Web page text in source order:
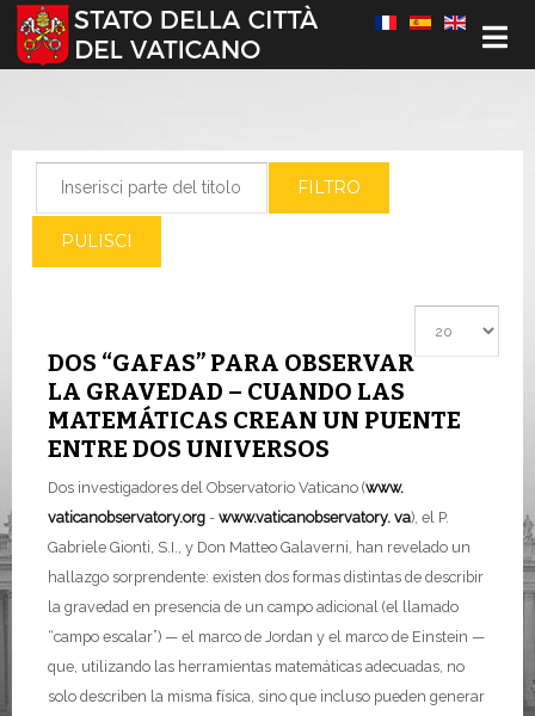
Seleziona la tua lingua
FILTRO
PULISCI
DOS “GAFAS” PARA OBSERVAR
LA GRAVEDAD – CUANDO LAS
MATEMÁTICAS CREAN UN PUENTE
ENTRE DOS UNIVERSOS
Dos investigadores del Observatorio Vaticano (www.
vaticanobservatory.org - www.vaticanobservatory. va), el P.
Gabriele Gionti, S.I., y Don Matteo Galaverni, han revelado un
hallazgo sorprendente: existen dos formas distintas de describir
la gravedad en presencia de un campo adicional (el llamado
“campo escalar”) — el marco de Jordan y el marco de Einstein —
que, utilizando las herramientas matemáticas adecuadas, no
solo describen la misma física, sino que incluso pueden generar